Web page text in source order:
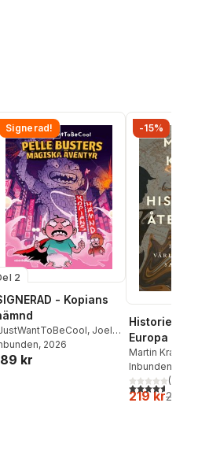
Signerad!
2
- Kopians
, Joel
,Emil Ejdemo
,Victor Beer
, 2026
kr
-15%
Historiens
Europa och
sammanbrott
Martin Kragh
Inbunden
4,6utav 5(
219 kr259 kr